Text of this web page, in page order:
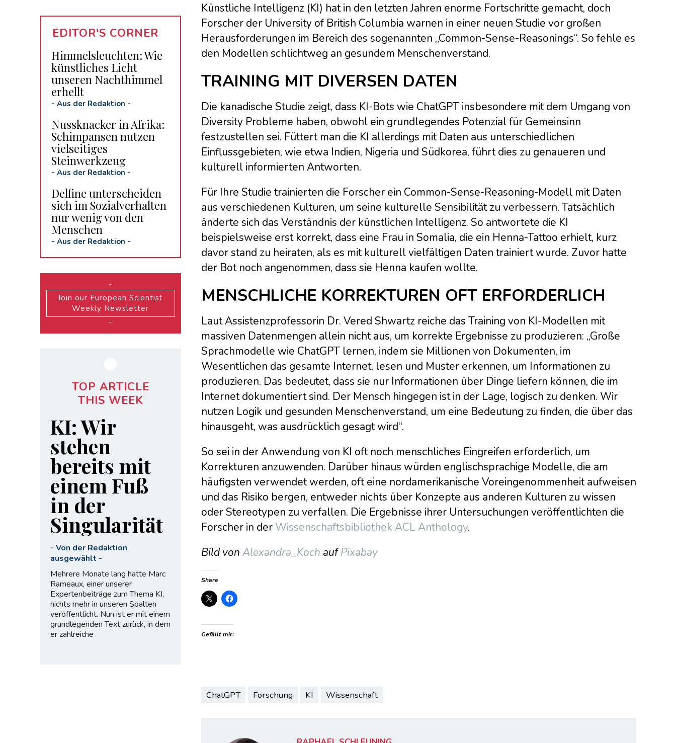
Künstliche Intelligenz (KI) hat in den letzten Jahren enorme Fortschritte gemacht, doch
Forscher der University of British Columbia warnen in einer neuen Studie vor großen
Herausforderungen im Bereich des sogenannten „Common-Sense-Reasonings“. So fehle es
den Modellen schlichtweg an gesundem Menschenverstand.
TRAINING MIT DIVERSEN DATEN
Die kanadische Studie zeigt, dass KI-Bots wie ChatGPT insbesondere mit dem Umgang von
Diversity Probleme haben, obwohl ein grundlegendes Potenzial für Gemeinsinn
festzustellen sei. Füttert man die KI allerdings mit Daten aus unterschiedlichen
Einflussgebieten, wie etwa Indien, Nigeria und Südkorea, führt dies zu genaueren und
kulturell informierten Antworten.
Für Ihre Studie trainierten die Forscher ein Common-Sense-Reasoning-Modell mit Daten
aus verschiedenen Kulturen, um seine kulturelle Sensibilität zu verbessern. Tatsächlich
änderte sich das Verständnis der künstlichen Intelligenz. So antwortete die KI
beispielsweise erst korrekt, dass eine Frau in Somalia, die ein Henna-Tattoo erhielt, kurz
davor stand zu heiraten, als es mit kulturell vielfältigen Daten trainiert wurde. Zuvor hatte
der Bot noch angenommen, dass sie Henna kaufen wollte.
MENSCHLICHE KORREKTUREN OFT ERFORDERLICH
Laut Assistenzprofessorin Dr. Vered Shwartz reiche das Training von KI-Modellen mit
massiven Datenmengen allein nicht aus, um korrekte Ergebnisse zu produzieren: „Große
Sprachmodelle wie ChatGPT lernen, indem sie Millionen von Dokumenten, im
Wesentlichen das gesamte Internet, lesen und Muster erkennen, um Informationen zu
produzieren. Das bedeutet, dass sie nur Informationen über Dinge liefern können, die im
Internet dokumentiert sind. Der Mensch hingegen ist in der Lage, logisch zu denken. Wir
nutzen Logik und gesunden Menschenverstand, um eine Bedeutung zu finden, die über das
hinausgeht, was ausdrücklich gesagt wird“.
So sei in der Anwendung von KI oft noch menschliches Eingreifen erforderlich, um
Korrekturen anzuwenden. Darüber hinaus würden englischsprachige Modelle, die am
häufigsten verwendet werden, oft eine nordamerikanische Voreingenommenheit aufweisen
und das Risiko bergen, entweder nichts über Konzepte aus anderen Kulturen zu wissen
oder Stereotypen zu verfallen. Die Ergebnisse ihrer Untersuchungen veröffentlichten die
Forscher in der Wissenschaftsbibliothek ACL Anthology.
Bild von Alexandra_Koch aufPixabay
Share
Gefällt mir:
ChatGPT Forschung KI Wissenschaft
EDITOR'S CORNER
Himmelsleuchten: Wie
künstliches Licht
unseren Nachthimmel
erhellt
- Aus der Redaktion -
Nussknacker in Afrika:
Schimpansen nutzen
vielseitiges
Steinwerkzeug
- Aus der Redaktion -
Delfine unterscheiden
sich im Sozialverhalten
nur wenig von den
Menschen
- Aus der Redaktion -
-
Join our European Scientist
Weekly Newsletter
-
TOP ARTICLE
THIS WEEK
KI: Wir
stehen
bereits mit
einem Fuß
in der
Singularität
- Von der Redaktion
ausgewählt -
Mehrere Monate lang hatte Marc
Rameaux, einer unserer
Expertenbeiträge zum Thema KI,
nichts mehr in unseren Spalten
veröffentlicht. Nun ist er mit einem
grundlegenden Text zurück, in dem
er zahlreiche